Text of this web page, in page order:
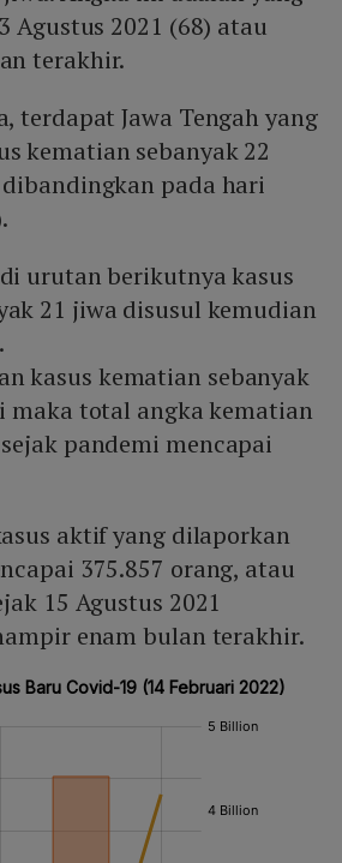
Agustus 2021 (68) atau
terakhir.
terdapat Jawa Tengah yang
kematian sebanyak 22
pada hari
urutan berikutnya kasus
21 jiwa disusul kemudian
kasus kematian sebanyak
maka total angka kematian
pandemi mencapai
aktif yang dilaporkan
375.857 orang, atau
15 Agustus 2021
enam bulan terakhir.